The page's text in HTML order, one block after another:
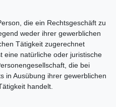
die ein Rechtsgeschäft zu
weder ihrer gewerblichen
Tätigkeit zugerechnet
eine natürliche oder juristische
die bei
in Ausübung ihrer gewerblichen
handelt.